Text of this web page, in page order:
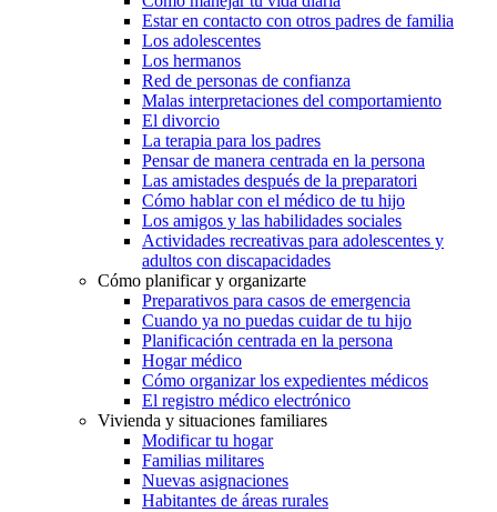
Estar en contacto con otros padres de familia
Los adolescentes
Los hermanos
Red de personas de confianza
Malas interpretaciones del comportamiento
El divorcio
La terapia para los padres
Pensar de manera centrada en la persona
Las amistades después de la preparatori
Cómo hablar con el médico de tu hijo
Los amigos y las habilidades sociales
Actividades recreativas para adolescentes y
adultos con discapacidades
Cómo planificar y organizarte
Preparativos para casos de emergencia
Cuando ya no puedas cuidar de tu hijo
Planificación centrada en la persona
Hogar médico
Cómo organizar los expedientes médicos
El registro médico electrónico
Vivienda y situaciones familiares
Modificar tu hogar
Familias militares
Nuevas asignaciones
Habitantes de áreas rurales